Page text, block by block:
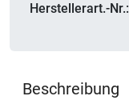
Herstellerart.-Nr.:
Beschreibung